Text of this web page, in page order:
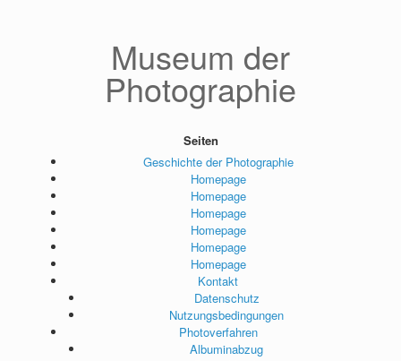
Museum der
Photographie
Seiten
Geschichte der Photographie
Homepage
Homepage
Homepage
Homepage
Homepage
Homepage
Kontakt
Datenschutz
Nutzungsbedingungen
Photoverfahren
Albuminabzug